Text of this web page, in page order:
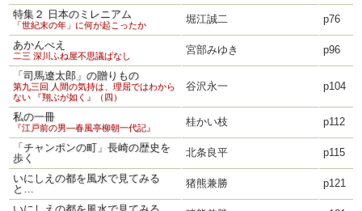
特集２ 日本のミレニアム
「世紀末の年」に何が起こったか 堀江誠二 p76
あかんべえ
二三 深川ふね屋不思議ばなし 宮部みゆき p96
「司馬遼太郎」の贈りもの
第九三回 人間の気持は、理屈ではわから
ない 『翔ぶが如く』（四）
谷沢永一 p104
私の一冊
『江戸前の男―春風亭柳朝一代記』 桂かい枝 p112
「チャンポンの町」長崎の歴史を
歩く
北条良平 p115
いにしえの都を風水で見てみる
と…
猪熊兼勝 p121